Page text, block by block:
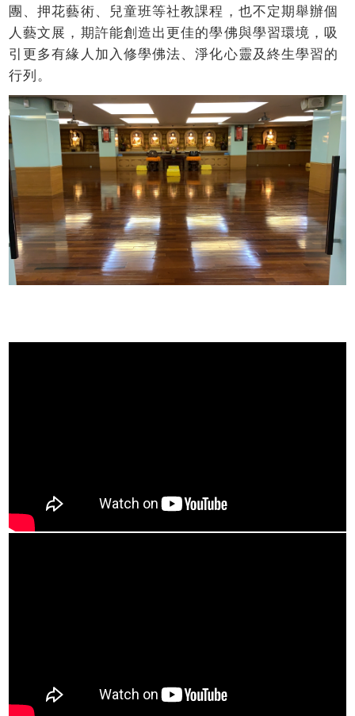
團、押花藝術、兒童班等社教課程，也不定期舉辦個
人藝文展，期許能創造出更佳的學佛與學習環境，吸
引更多有緣人加入修學佛法、淨化心靈及終生學習的
行列。